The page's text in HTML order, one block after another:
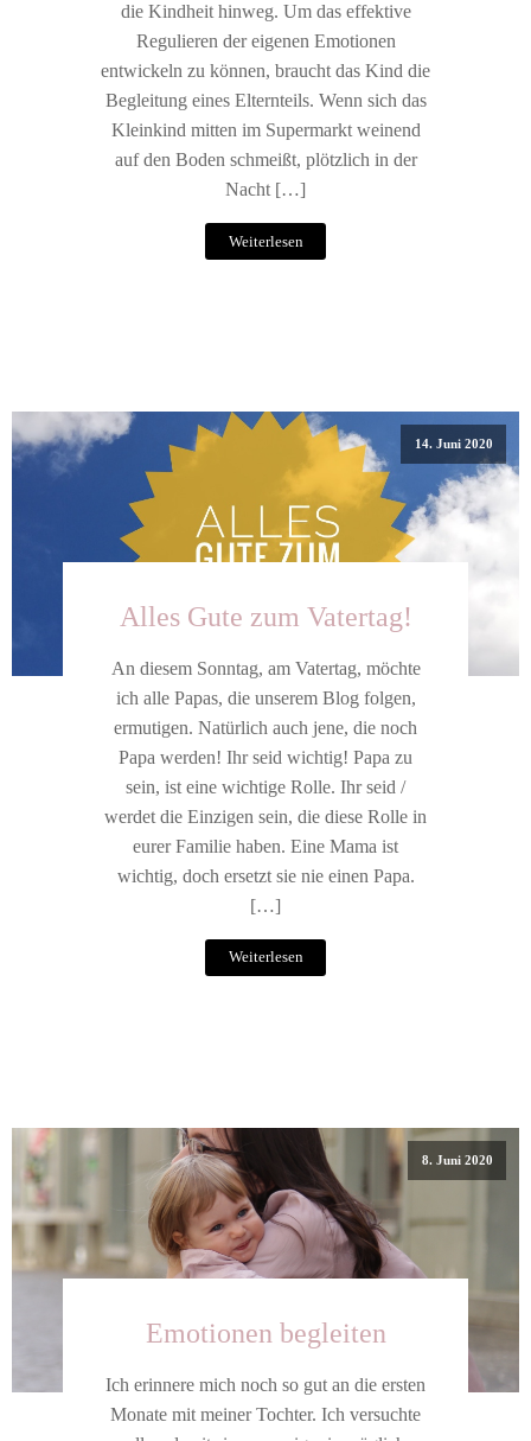
die Kindheit hinweg. Um das effektive
Regulieren der eigenen Emotionen
entwickeln zu können, braucht das Kind die
Begleitung eines Elternteils. Wenn sich das
Kleinkind mitten im Supermarkt weinend
auf den Boden schmeißt, plötzlich in der
Nacht […]
Weiterlesen
14. Juni 2020
Alles Gute zum Vatertag!
An diesem Sonntag, am Vatertag, möchte
ich alle Papas, die unserem Blog folgen,
ermutigen. Natürlich auch jene, die noch
Papa werden! Ihr seid wichtig! Papa zu
sein, ist eine wichtige Rolle. Ihr seid /
werdet die Einzigen sein, die diese Rolle in
eurer Familie haben. Eine Mama ist
wichtig, doch ersetzt sie nie einen Papa.
[…]
Weiterlesen
8. Juni 2020
Emotionen begleiten
Ich erinnere mich noch so gut an die ersten
Monate mit meiner Tochter. Ich versuchte